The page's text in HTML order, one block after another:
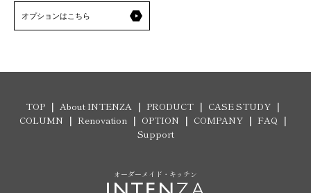
オプションはこちら
TOP About INTENZA PRODUCT
CASE STUDY
COLUMN
Renovation OPTION COMPANY
FAQ
Support
オーダーメイド・キッチン